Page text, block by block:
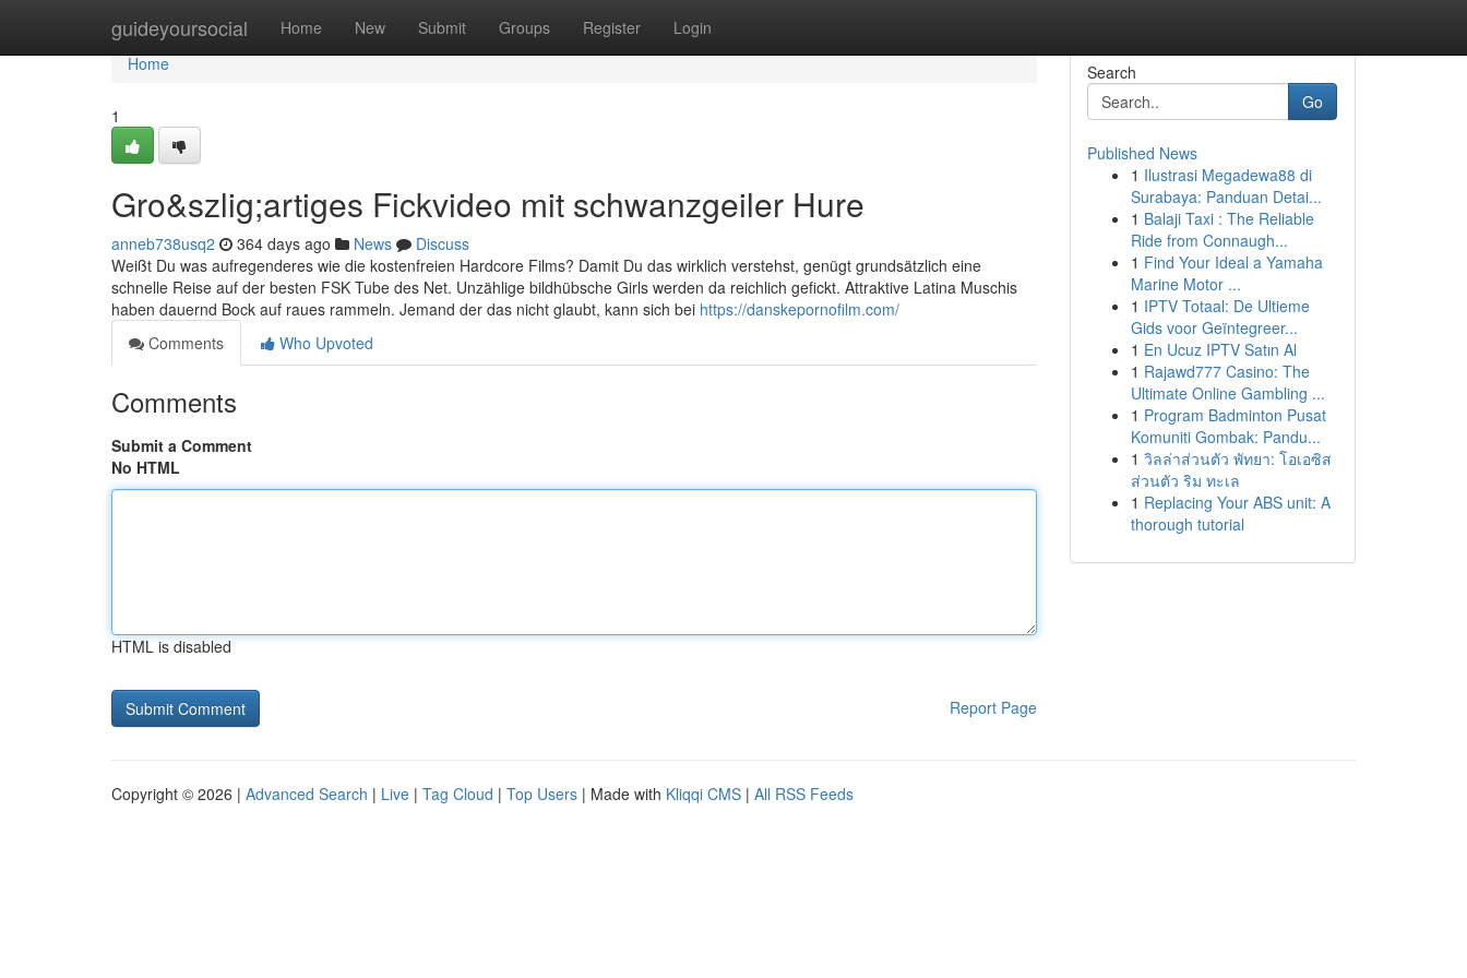
guideyoursocial Home New Submit Groups Register Login
Home
Home
1
Gro&szlig;artiges Fickvideo mit schwanzgeiler Hure
anneb738usq2 364 days ago News
Discuss
Weißt Du was aufregenderes wie die kostenfreien Hardcore Films? Damit Du das wirklich verstehst, genügt grundsätzlich eine
schnelle Reise auf der besten FSK Tube des Net. Unzählige bildhübsche Girls werden da reichlich gefickt. Attraktive Latina Muschis
haben dauernd Bock auf raues rammeln. Jemand der das nicht glaubt, kann sich bei https://danskepornofilm.com/
Comments
Who Upvoted
Comments
Submit a Comment
No HTML
HTML is disabled
Report Page
Search
Go
Published News
1 Ilustrasi Megadewa88 di
Surabaya: Panduan Detai...
1 Balaji Taxi : The Reliable
Ride from Connaugh...
1 Find Your Ideal a Yamaha
Marine Motor ...
1 IPTV Totaal: De Ultieme
Gids voor Geïntegreer...
1 En Ucuz IPTV Satın Al
1 Rajawd777 Casino: The
Ultimate Online Gambling ...
1 Program Badminton Pusat
Komuniti Gombak: Pandu...
1 วิลล่าส่วนตัว พัทยา: โอเอซิส
ส่วนตัว ริม ทะเล
1 Replacing Your ABS unit: A
thorough tutorial
Copyright © 2026 | Advanced Search | Live | Tag Cloud | Top Users | Made with Kliqqi CMS | All RSS Feeds